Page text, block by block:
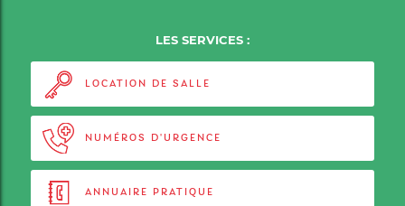
LES SERVICES :
LOCATION DE SALLE
NUMÉROS D'URGENCE
ANNUAIRE PRATIQUE